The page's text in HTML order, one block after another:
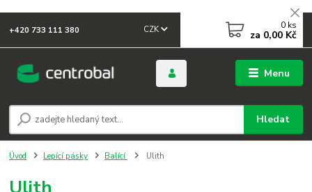
Menu
CZK
Hledat
+420 733 111 380 0 ks
za 0,00 Kč
Úvod Lepící pásky Balící Ulith
Ulith